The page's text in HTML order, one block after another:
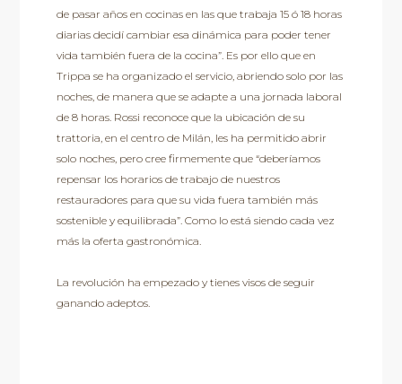
de pasar años en cocinas en las que trabaja 15 ó 18 horas
diarias decidí cambiar esa dinámica para poder tener
vida también fuera de la cocina”. Es por ello que en
Trippa se ha organizado el servicio, abriendo solo por las
noches, de manera que se adapte a una jornada laboral
de 8 horas. Rossi reconoce que la ubicación de su
trattoria, en el centro de Milán, les ha permitido abrir
solo noches, pero cree firmemente que “deberíamos
repensar los horarios de trabajo de nuestros
restauradores para que su vida fuera también más
sostenible y equilibrada”. Como lo está siendo cada vez
más la oferta gastronómica.
La revolución ha empezado y tienes visos de seguir
ganando adeptos.